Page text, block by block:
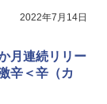
2022年7月14日
月連続リリー
辛＜辛（カ